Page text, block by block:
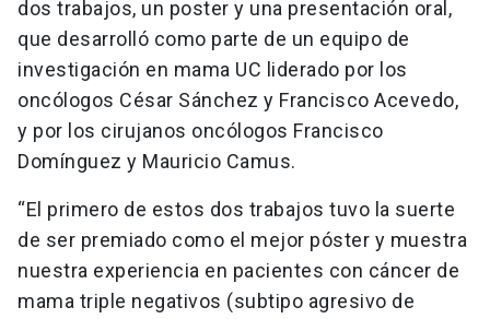
dos trabajos, un poster y una presentación oral,
que desarrolló como parte de un equipo de
investigación en mama UC liderado por los
oncólogos César Sánchez y Francisco Acevedo,
y por los cirujanos oncólogos Francisco
Domínguez y Mauricio Camus.
“El primero de estos dos trabajos tuvo la suerte
de ser premiado como el mejor póster y muestra
nuestra experiencia en pacientes con cáncer de
mama triple negativos (subtipo agresivo de